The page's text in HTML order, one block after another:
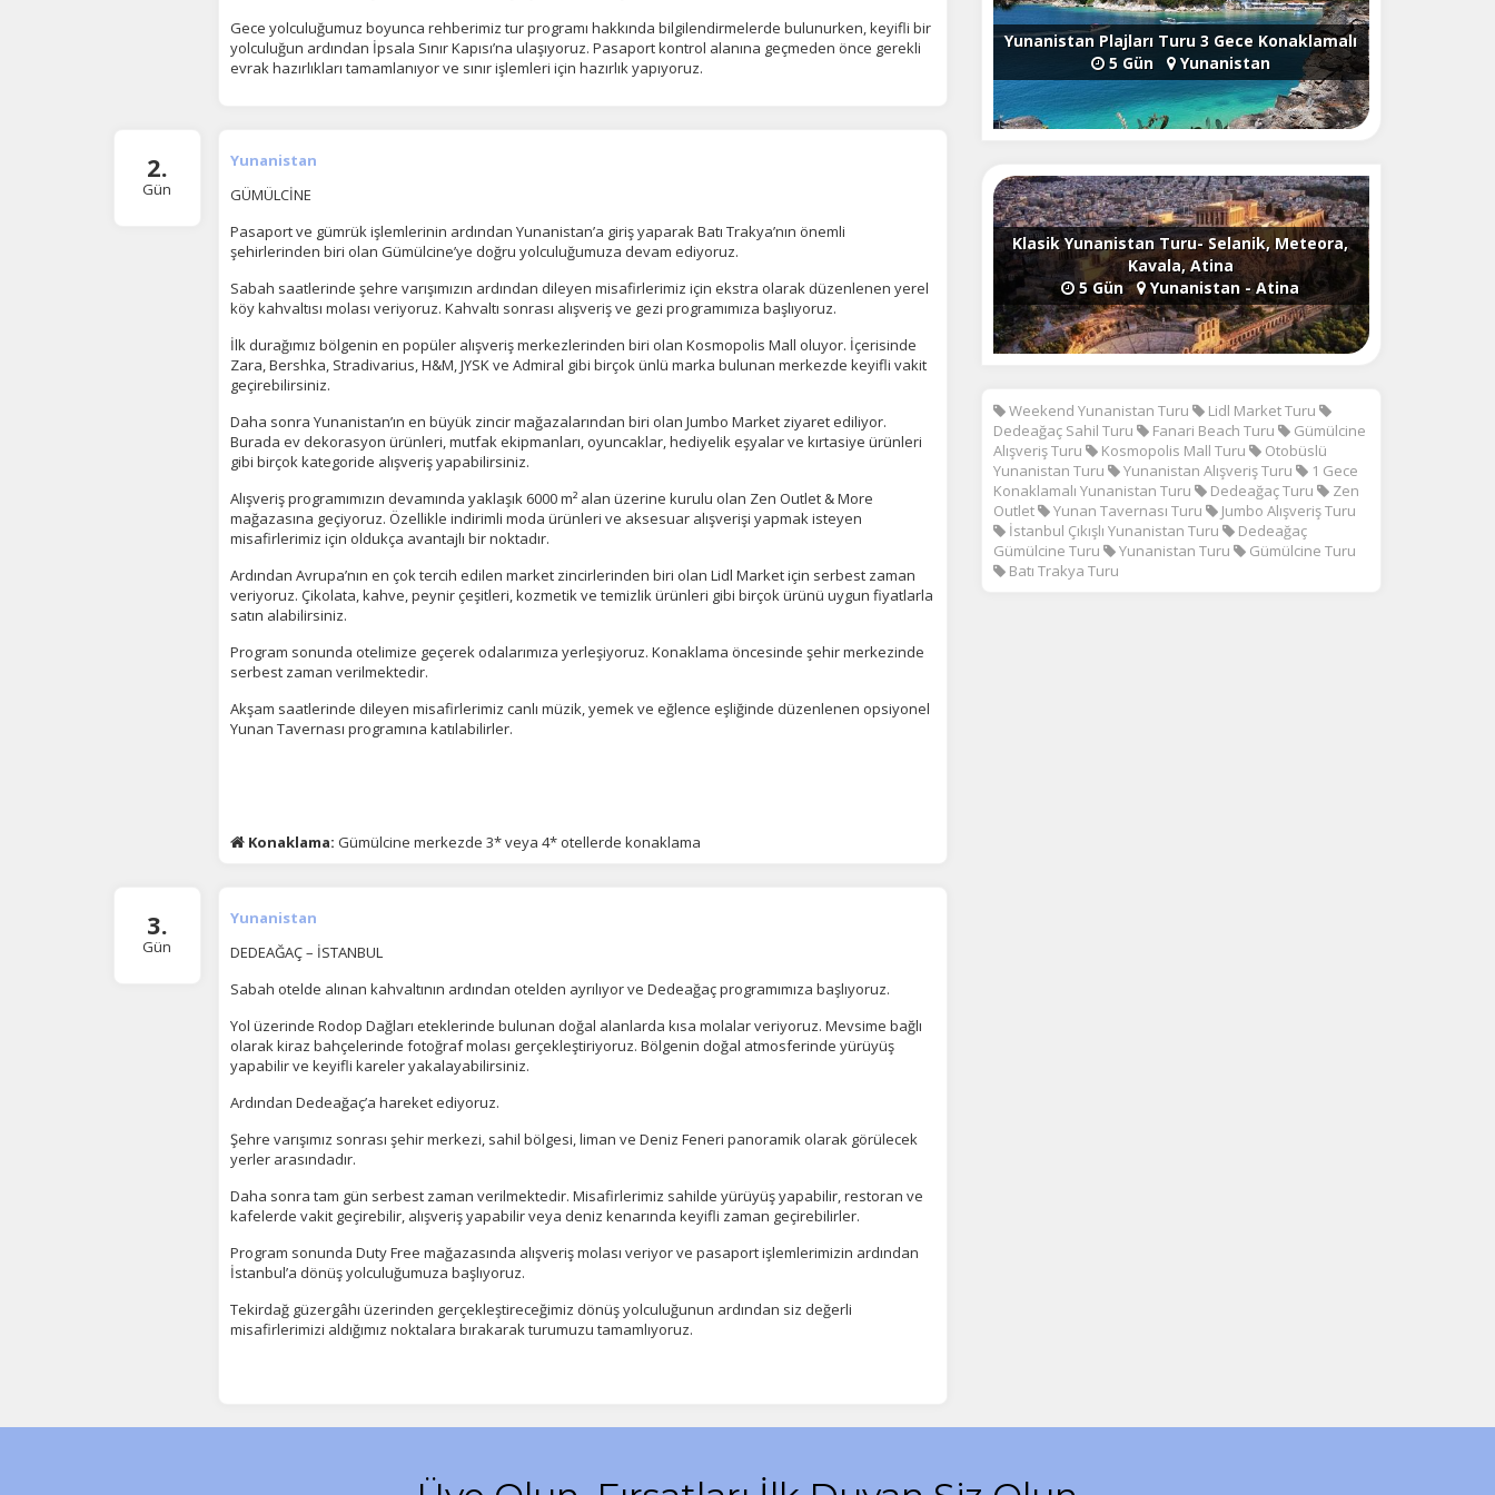
bilir.Daha fazla bilgi için
inceleyebilirsiniz.
İstatistik Çerezleri
Ziyaretçilerin siteyi nasıl kullandığını anonim olarak ölçeriz. Hangi
sayfaların popüler olduğunu ve kullanıcıların nerede zorluk yaşadığını
anlamamıza yardımcı olur.
Kapatırsanız reklamları görmeye devam edersiniz, ancak daha az
alakalı olabilirler.
Tümünü Reddet Tümünü Kabul Et
Gece yolculuğumuz boyunca rehberimiz tur programı hakkında bilgilendirmelerde bulunurken, keyifli bir
yolculuğun ardından İpsala Sınır Kapısı’na ulaşıyoruz. Pasaport kontrol alanına geçmeden önce gerekli
evrak hazırlıkları tamamlanıyor ve sınır işlemleri için hazırlık yapıyoruz.
2.
Gün
Yunanistan
GÜMÜLCİNE
Pasaport ve gümrük işlemlerinin ardından Yunanistan’a giriş yaparak Batı Trakya’nın önemli
şehirlerinden biri olan Gümülcine’ye doğru yolculuğumuza devam ediyoruz.
Sabah saatlerinde şehre varışımızın ardından dileyen misafirlerimiz için ekstra olarak düzenlenen yerel
köy kahvaltısı molası veriyoruz. Kahvaltı sonrası alışveriş ve gezi programımıza başlıyoruz.
İlk durağımız bölgenin en popüler alışveriş merkezlerinden biri olan Kosmopolis Mall oluyor. İçerisinde
Zara, Bershka, Stradivarius, H&M, JYSK ve Admiral gibi birçok ünlü marka bulunan merkezde keyifli vakit
geçirebilirsiniz.
Daha sonra Yunanistan’ın en büyük zincir mağazalarından biri olan Jumbo Market ziyaret ediliyor.
Burada ev dekorasyon ürünleri, mutfak ekipmanları, oyuncaklar, hediyelik eşyalar ve kırtasiye ürünleri
gibi birçok kategoride alışveriş yapabilirsiniz.
Alışveriş programımızın devamında yaklaşık 6000 m² alan üzerine kurulu olan Zen Outlet & More
mağazasına geçiyoruz. Özellikle indirimli moda ürünleri ve aksesuar alışverişi yapmak isteyen
misafirlerimiz için oldukça avantajlı bir noktadır.
Ardından Avrupa’nın en çok tercih edilen market zincirlerinden biri olan Lidl Market için serbest zaman
veriyoruz. Çikolata, kahve, peynir çeşitleri, kozmetik ve temizlik ürünleri gibi birçok ürünü uygun fiyatlarla
satın alabilirsiniz.
Program sonunda otelimize geçerek odalarımıza yerleşiyoruz. Konaklama öncesinde şehir merkezinde
serbest zaman verilmektedir.
Akşam saatlerinde dileyen misafirlerimiz canlı müzik, yemek ve eğlence eşliğinde düzenlenen opsiyonel
Yunan Tavernası programına katılabilirler.
Konaklama: Gümülcine merkezde 3* veya 4* otellerde konaklama
3.
Gün
Yunanistan
DEDEAĞAÇ – İSTANBUL
Sabah otelde alınan kahvaltının ardından otelden ayrılıyor ve Dedeağaç programımıza başlıyoruz.
Yol üzerinde Rodop Dağları eteklerinde bulunan doğal alanlarda kısa molalar veriyoruz. Mevsime bağlı
olarak kiraz bahçelerinde fotoğraf molası gerçekleştiriyoruz. Bölgenin doğal atmosferinde yürüyüş
yapabilir ve keyifli kareler yakalayabilirsiniz.
Ardından Dedeağaç’a hareket ediyoruz.
Şehre varışımız sonrası şehir merkezi, sahil bölgesi, liman ve Deniz Feneri panoramik olarak görülecek
yerler arasındadır.
Daha sonra tam gün serbest zaman verilmektedir. Misafirlerimiz sahilde yürüyüş yapabilir, restoran ve
kafelerde vakit geçirebilir, alışveriş yapabilir veya deniz kenarında keyifli zaman geçirebilirler.
Program sonunda Duty Free mağazasında alışveriş molası veriyor ve pasaport işlemlerimizin ardından
İstanbul’a dönüş yolculuğumuza başlıyoruz.
Tekirdağ güzergâhı üzerinden gerçekleştireceğimiz dönüş yolculuğunun ardından siz değerli
misafirlerimizi aldığımız noktalara bırakarak turumuzu tamamlıyoruz.
Yunanistan Plajları Turu 3 Gece Konaklamalı
5 Gün
Yunanistan
Klasik Yunanistan Turu- Selanik, Meteora,
Kavala, Atina
5 Gün Yunanistan - Atina
Weekend Yunanistan Turu
Lidl Market Turu
Dedeağaç Sahil Turu
Fanari Beach Turu
Gümülcine
Alışveriş Turu
Kosmopolis Mall Turu
Otobüslü
Yunanistan Turu
Yunanistan Alışveriş Turu
1 Gece
Konaklamalı Yunanistan Turu
Dedeağaç Turu
Zen
Outlet
Yunan Tavernası Turu
Jumbo Alışveriş Turu
İstanbul Çıkışlı Yunanistan Turu
Dedeağaç
Gümülcine Turu
Yunanistan Turu
Gümülcine Turu
Batı Trakya Turu